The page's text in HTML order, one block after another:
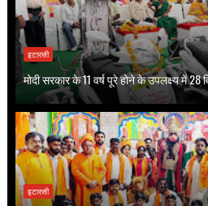
इटारसी
मोदी सरकार के 11 वर्ष पूरे होने के उपलक्ष्य में 28
इटारसी